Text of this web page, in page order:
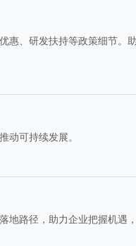
惠、研发扶持等政策细节。
可持续发展。
地路径，助力企业把握机遇